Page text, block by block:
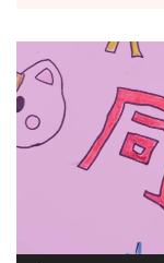
訊
播
放